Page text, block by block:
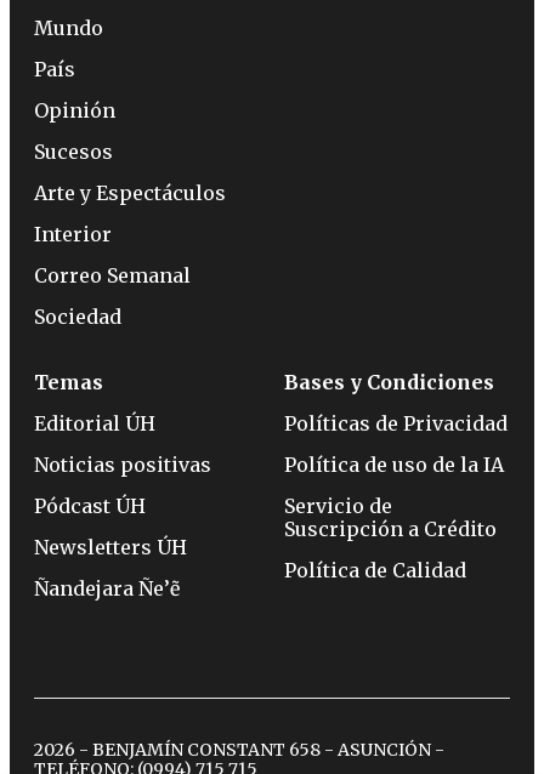
Mundo
País
Opinión
Sucesos
Arte y Espectáculos
Interior
Correo Semanal
Sociedad
Temas
Editorial ÚH
Noticias positivas
Pódcast ÚH
Newsletters ÚH
Ñandejara Ñe’ẽ
Bases y Condiciones
Políticas de Privacidad
Política de uso de la IA
Servicio de
Suscripción a Crédito
Política de Calidad
2026 - BENJAMÍN CONSTANT 658 - ASUNCIÓN -
TELÉFONO: (0994) 715 715